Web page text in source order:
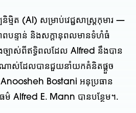
ម្មិត (AI) សម្រាប់វេជ្ជសាស្ត្រកុមារ —
ាពបន្ទាន់ និងសក្តានុពលមានទំហំធំ
ច្បាស់ពីឥទ្ធិពលដែល Alfred នឹងបាន
ណាស់ដែលបានជួយនាំយកគំនិតផ្តួច
Anoosheh Bostani អនុប្រធាន
ធម៌ Alfred E. Mann បានបន្ថែម។.